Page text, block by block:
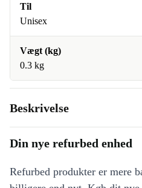
Til
Unisex
Vægt (kg)
0.3 kg
Beskrivelse
Din nye refurbed enhed
Refurbed produkter er mere